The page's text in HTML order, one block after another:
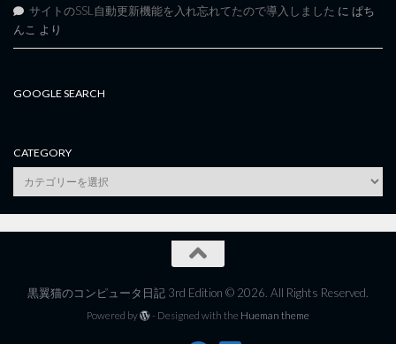
サイトのSSL自動更新機能を入れ忘れてたので導入しました に ぱち
んこ より
GOOGLE SEARCH
CATEGORY
category
黒翼猫のコンピュータ日記 3rd Edition © 2026. All Rights Reserved.
Powered by - Designed with the Hueman theme